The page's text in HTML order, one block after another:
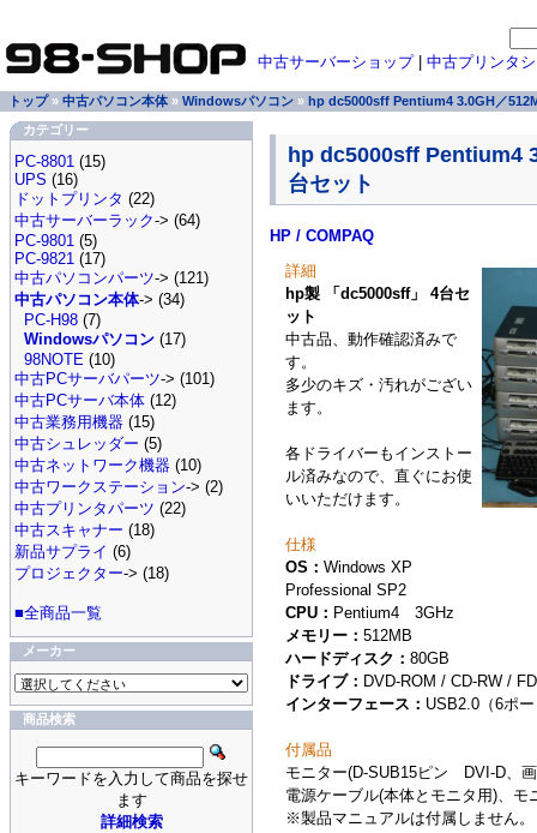
hp dc5000sff Pentium4
台セット
HP / COMPAQ
詳細
hp製 「dc5000sff」 4台セ
ット
中古品、動作確認済みで
す。
多少のキズ・汚れがござい
ます。
各ドライバーもインストー
ル済みなので、直ぐにお使
いいただけます。
仕様
OS： Windows XP
Professional SP2
CPU： Pentium4 3GHz
メモリー： 512MB
ハードディスク： 80GB
ドライブ： DVD-ROM / CD-RW /
インターフェース： USB2.0（6ポ
付属品
モニター(D-SUB15ピン DVI-D、
電源ケーブル(本体とモニタ用)、
※製品マニュアルは付属しません。
中古サーバーショップ| 中古プリンタ
トップ» 中古パソコン本体 » Windowsパソコン » hp dc5000sff Pentium4 3.0GH／
カテゴリー
PC-8801 (15)
UPS (16)
ドットプリンタ (22)
中古サーバーラック-> (64)
PC-9801 (5)
PC-9821 (17)
中古パソコンパーツ-> (121)
中古パソコン本体-> (34)
PC-H98 (7)
Windowsパソコン (17)
98NOTE (10)
中古PCサーバパーツ-> (101)
中古PCサーバ本体 (12)
中古業務用機器 (15)
中古シュレッダー (5)
中古ネットワーク機器 (10)
中古ワークステーション-> (2)
中古プリンタパーツ (22)
中古スキャナー (18)
新品サプライ (6)
プロジェクター-> (18)
■全商品一覧
メーカー
商品検索
キーワードを入力して商品を探せ
ます
詳細検索